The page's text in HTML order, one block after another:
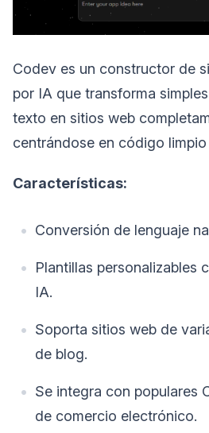
Codev es un constructor de
por IA que transforma
texto en sitios web
centrándose en código
Características:
Conversión de lenguaje
Plantillas personalizables
IA.
Soporta sitios web de
de blog.
Se integra con populares
de comercio electrónico.